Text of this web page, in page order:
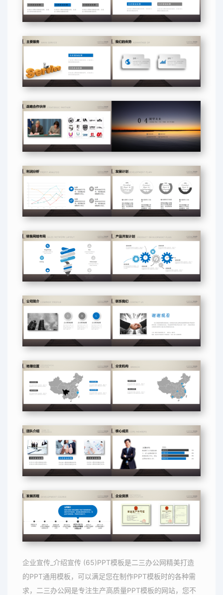
企业宣传_介绍宣传 (65)PPT模板是二三办公网精美打造
的PPT通用模板，可以满足您在制作PPT模板时的各种需
求，二三办公网是专注生产高质量PPT模板的网站，您不